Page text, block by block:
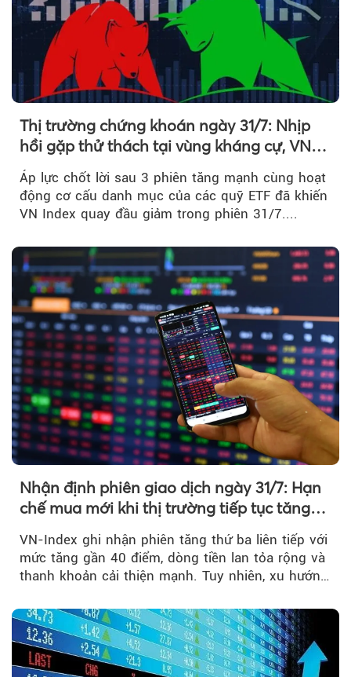
Thị trường chứng khoán ngày 31/7: Nhịp
hồi gặp thử thách tại vùng kháng cự, VN
Index giảm gần 9 điểm trong phiên cuối...
Áp lực chốt lời sau 3 phiên tăng mạnh cùng hoạt
động cơ cấu danh mục của các quỹ ETF đã khiến
VN Index quay đầu giảm trong phiên 31/7....
Nhận định phiên giao dịch ngày 31/7: Hạn
chế mua mới khi thị trường tiếp tục tăng
VN-Index ghi nhận phiên tăng thứ ba liên tiếp với
mức tăng gần 40 điểm, dòng tiền lan tỏa rộng và
thanh khoản cải thiện mạnh. Tuy nhiên, xu hướng